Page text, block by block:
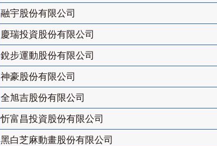
融宇股份有限公司
慶瑞投資股份有限公司
銳步運動股份有限公司
神豪股份有限公司
全旭吉股份有限公司
忻富昌投資股份有限公司
黑白芝麻動畫股份有限公司